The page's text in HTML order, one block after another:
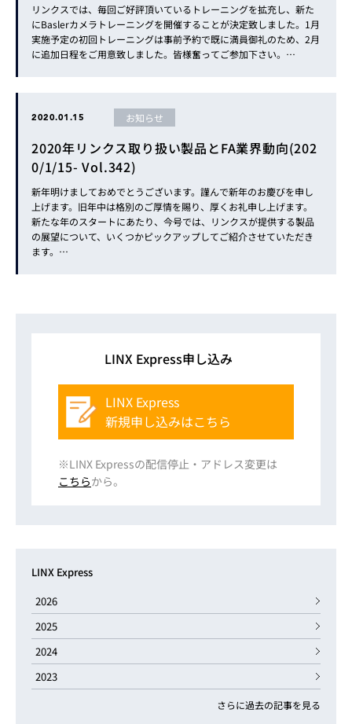
リンクスでは、毎回ご好評頂いているトレーニングを拡充し、新た
にBaslerカメラトレーニングを開催することが決定致しました。1月
実施予定の初回トレーニングは事前予約で既に満員御礼のため、2月
に追加日程をご用意致しました。皆様奮ってご参加下さい。…
2020.01.15 お知らせ
2020年リンクス取り扱い製品とFA業界動向(202
0/1/15- Vol.342)
新年明けましておめでとうございます。謹んで新年のお慶びを申し
上げます。旧年中は格別のご厚情を賜り、厚くお礼申し上げます。
新たな年のスタートにあたり、今号では、リンクスが提供する製品
の展望について、いくつかピックアップしてご紹介させていただき
ます。…
LINX Express申し込み
LINX Express
新規申し込みはこちら
※LINX Expressの配信停止・アドレス変更は
こちらから。
LINX Express
2026
2025
2024
2023
さらに過去の記事を見る